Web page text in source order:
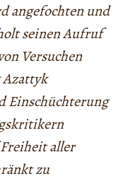
angefochten und
seinen Aufruf
Versuchen
Einschüchterung
aller
zu